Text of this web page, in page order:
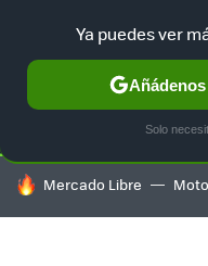
SELECCIÓN GAMING
HOY SE HABLA DE
Mercado Libre
Ya puedes ver
Solo